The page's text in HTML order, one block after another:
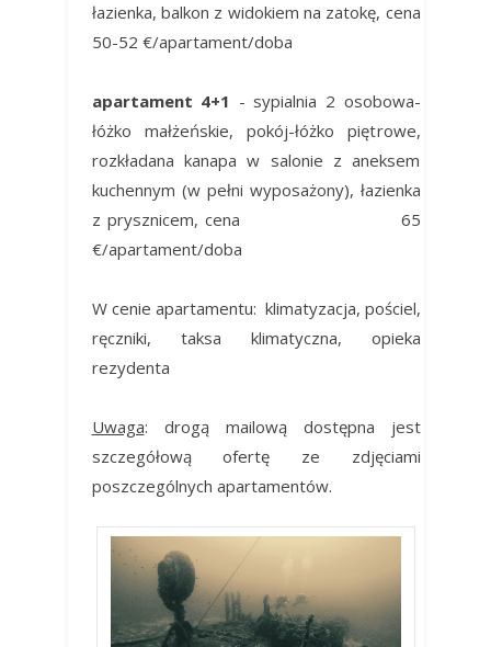
łazienka, balkon z widokiem na zatokę, cena
50-52 €/apartament/doba
apartament 4+1 - sypialnia 2 osobowa-
łóżko małżeńskie, pokój-łóżko piętrowe,
rozkładana kanapa w salonie z aneksem
kuchennym (w pełni wyposażony), łazienka
z prysznicem, cena 65
€/apartament/doba
W cenie apartamentu: klimatyzacja, pościel,
ręczniki, taksa klimatyczna, opieka
rezydenta
Uwaga: drogą mailową dostępna jest
szczegółową ofertę ze zdjęciami
poszczególnych apartamentów.